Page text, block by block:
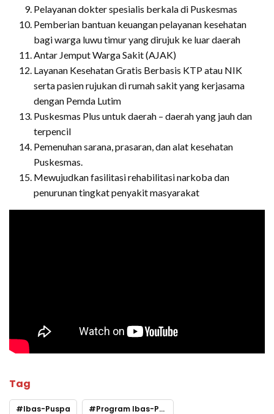
Pelayanan dokter spesialis berkala di Puskesmas
Pemberian bantuan keuangan pelayanan kesehatan
bagi warga luwu timur yang dirujuk ke luar daerah
Antar Jemput Warga Sakit (AJAK)
Layanan Kesehatan Gratis Berbasis KTP atau NIK
serta pasien rujukan di rumah sakit yang kerjasama
dengan Pemda Lutim
Puskesmas Plus untuk daerah – daerah yang jauh dan
terpencil
Pemenuhan sarana, prasaran, dan alat kesehatan
Puskesmas.
Mewujudkan fasilitasi rehabilitasi narkoba dan
penurunan tingkat penyakit masyarakat
Tag
Ibas-Puspa Program Ibas-Puspa